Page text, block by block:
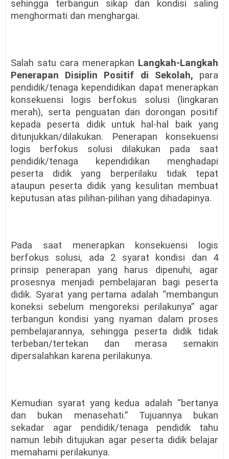
sehingga terbangun sikap dan kondisi saling
menghormati dan menghargai.
Salah satu cara menerapkan Langkah-Langkah
Penerapan Disiplin Positif di Sekolah, para
pendidik/tenaga kependidikan dapat menerapkan
konsekuensi logis berfokus solusi (lingkaran
merah), serta penguatan dan dorongan positif
kepada peserta didik untuk hal-hal baik yang
ditunjukkan/dilakukan. Penerapan konsekuensi
logis berfokus solusi dilakukan pada saat
pendidik/tenaga kependidikan menghadapi
peserta didik yang berperilaku tidak tepat
ataupun peserta didik yang kesulitan membuat
keputusan atas pilihan-pilihan yang dihadapinya.
Pada saat menerapkan konsekuensi logis
berfokus solusi, ada 2 syarat kondisi dan 4
prinsip penerapan yang harus dipenuhi, agar
prosesnya menjadi pembelajaran bagi peserta
didik. Syarat yang pertama adalah “membangun
koneksi sebelum mengoreksi perilakunya” agar
terbangun kondisi yang nyaman dalam proses
pembelajarannya, sehingga peserta didik tidak
terbeban/tertekan dan merasa semakin
dipersalahkan karena perilakunya.
Kemudian syarat yang kedua adalah “bertanya
dan bukan menasehati.” Tujuannya bukan
sekadar agar pendidik/tenaga pendidik tahu
namun lebih ditujukan agar peserta didik belajar
memahami perilakunya.